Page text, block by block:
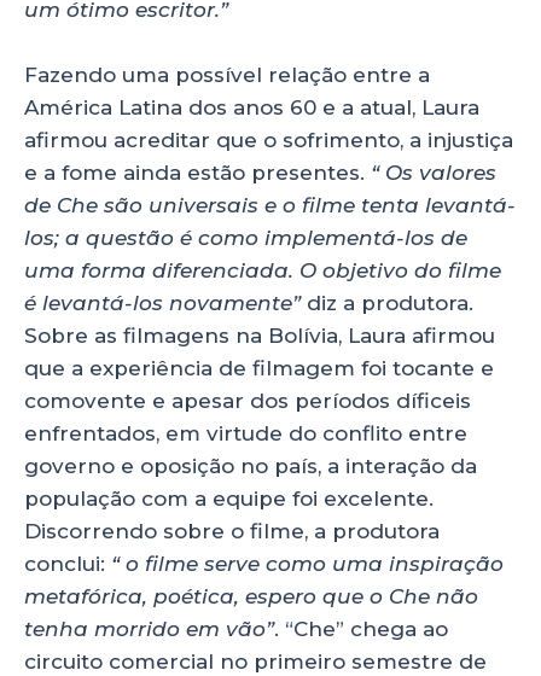
um ótimo escritor.”
Fazendo uma possível relação entre a
América Latina dos anos 60 e a atual, Laura
afirmou acreditar que o sofrimento, a injustiça
e a fome ainda estão presentes. “ Os valores
de Che são universais e o filme tenta levantá-
los; a questão é como implementá-los de
uma forma diferenciada. O objetivo do filme
é levantá-los novamente”diz a produtora.
Sobre as filmagens na Bolívia, Laura afirmou
que a experiência de filmagem foi tocante e
comovente e apesar dos períodos díficeis
enfrentados, em virtude do conflito entre
governo e oposição no país, a interação da
população com a equipe foi excelente.
Discorrendo sobre o filme, a produtora
conclui: “ o filme serve como uma inspiração
metafórica, poética, espero que o Che não
tenha morrido em vão”. “Che” chega ao
circuito comercial no primeiro semestre de